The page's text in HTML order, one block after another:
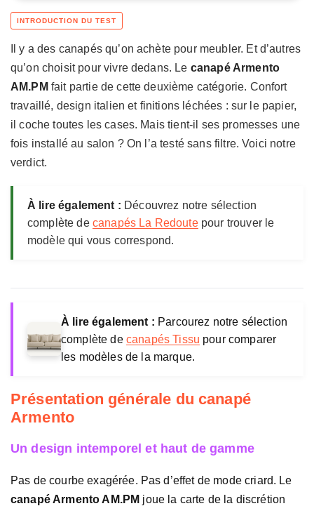
Il y a des canapés qu’on achète pour meubler. Et d’autres
qu’on choisit pour vivre dedans. Le canapé Armento
AM.PM fait partie de cette deuxième catégorie. Confort
travaillé, design italien et finitions léchées : sur le papier,
il coche toutes les cases. Mais tient-il ses promesses une
fois installé au salon ? On l’a testé sans filtre. Voici notre
verdict.
À lire également : Découvrez notre sélection
complète de canapés La Redoutepour trouver le
modèle qui vous correspond.
À lire également : Parcourez notre sélection
complète de canapés Tissu pour comparer
les modèles de la marque.
Présentation générale du canapé
Armento
Un design intemporel et haut de gamme
Pas de courbe exagérée. Pas d’effet de mode criard. Le
canapé Armento AM.PM joue la carte de la discrétion